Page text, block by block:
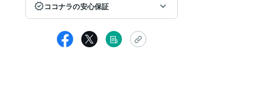
ココナラの安心保証